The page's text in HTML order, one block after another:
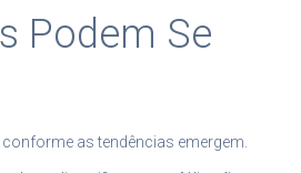
Podem Se
as tendências emergem.